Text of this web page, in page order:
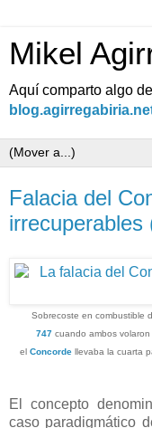
Mikel
Aquí comparto algo
Falacia del
irrecuperables
Sobrecoste en combustible
747 cuando ambos
el Concorde llevaba la cuarta
El concepto
caso paradigmático